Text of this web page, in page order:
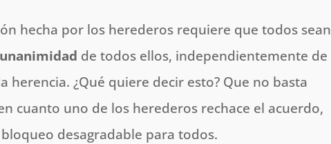
hecha por los herederos requiere que todos sean
unanimidad de todos ellos, independientemente de
herencia. ¿Qué quiere decir esto? Que no basta
cuanto uno de los herederos rechace el acuerdo,
desagradable para todos.